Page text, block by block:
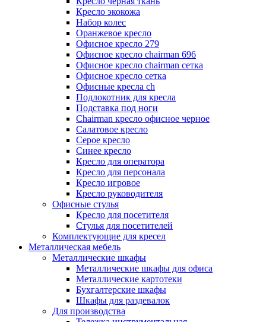
Кресло экокожа
Набор колес
Оранжевое кресло
Офисное кресло 279
Офисное кресло chairman 696
Офисное кресло chairman сетка
Офисное кресло сетка
Офисные кресла ch
Подлокотник для кресла
Подставка под ноги
Сhairman кресло офисное черное
Салатовое кресло
Серое кресло
Синее кресло
Кресло для оператора
Кресло для персонала
Кресло игровое
Кресло руководителя
Офисные стулья
Кресло для посетителя
Стулья для посетителей
Комплектующие для кресел
Металлическая мебель
Металлические шкафы
Металлические шкафы для офиса
Металлические картотеки
Бухгалтерские шкафы
Шкафы для раздевалок
Для производства